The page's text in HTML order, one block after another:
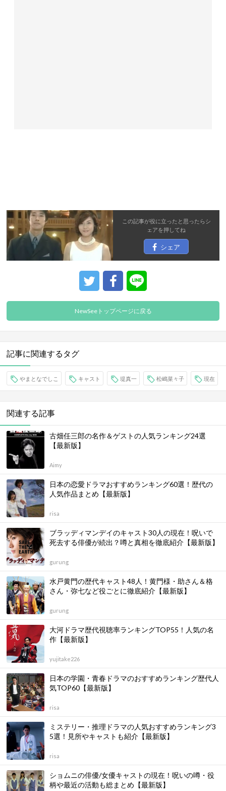
この記事が役に立ったと思ったらシ
ェアを押してね
シェア
NewSeeトップページに戻る
記事に関連するタグ
やまとなでしこ キャスト 堤真一 松嶋菜々子 現在
関連する記事
古畑任三郎の名作＆ゲストの人気ランキング24選
【最新版】
Aimy
日本の恋愛ドラマおすすめランキング60選！歴代の
人気作品まとめ【最新版】
risa
ブラッディマンデイのキャスト30人の現在！呪いで
死去する俳優が続出？噂と真相を徹底紹介【最新版】
gurung
水戸黄門の歴代キャスト48人！黄門様・助さん＆格
さん・弥七など役ごとに徹底紹介【最新版】
gurung
大河ドラマ歴代視聴率ランキングTOP55！人気の名
作【最新版】
yujitake226
日本の学園・青春ドラマのおすすめランキング歴代人
気TOP60【最新版】
risa
ミステリー・推理ドラマの人気おすすめランキング3
5選！見所やキャストも紹介【最新版】
risa
ショムニの俳優/女優キャストの現在！呪いの噂・役
柄や最近の活動も総まとめ【最新版】